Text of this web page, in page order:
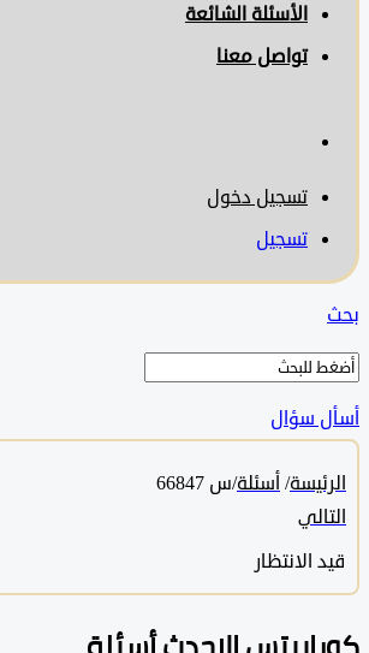
الأسئلة الشائعة
تواصل معنا
تسجيل دخول
تسجيل
سؤال
/ أسئلة/س 66847
الانتظار